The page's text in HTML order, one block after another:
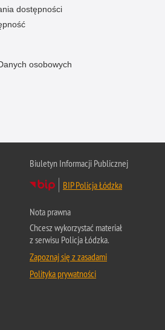
dostępności
osobowych
Biuletyn Informacji Publicznej
BIP Policja Łódzka
Nota prawna
Chcesz wykorzystać materiał
z serwisu Policja Łódzka.
Zapoznaj się z zasadami
Polityka prywatności